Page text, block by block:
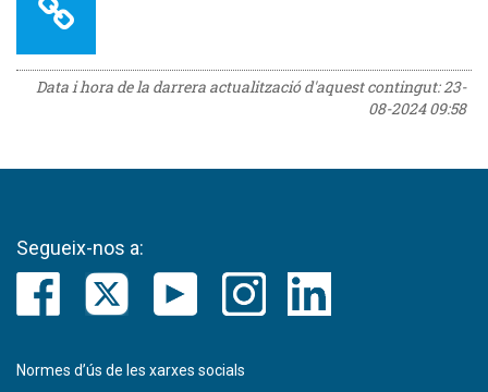
Data i hora de la darrera actualització d'aquest contingut:23-
08-2024 09:58
Segueix-nos a:
Normes d’ús de les xarxes socials